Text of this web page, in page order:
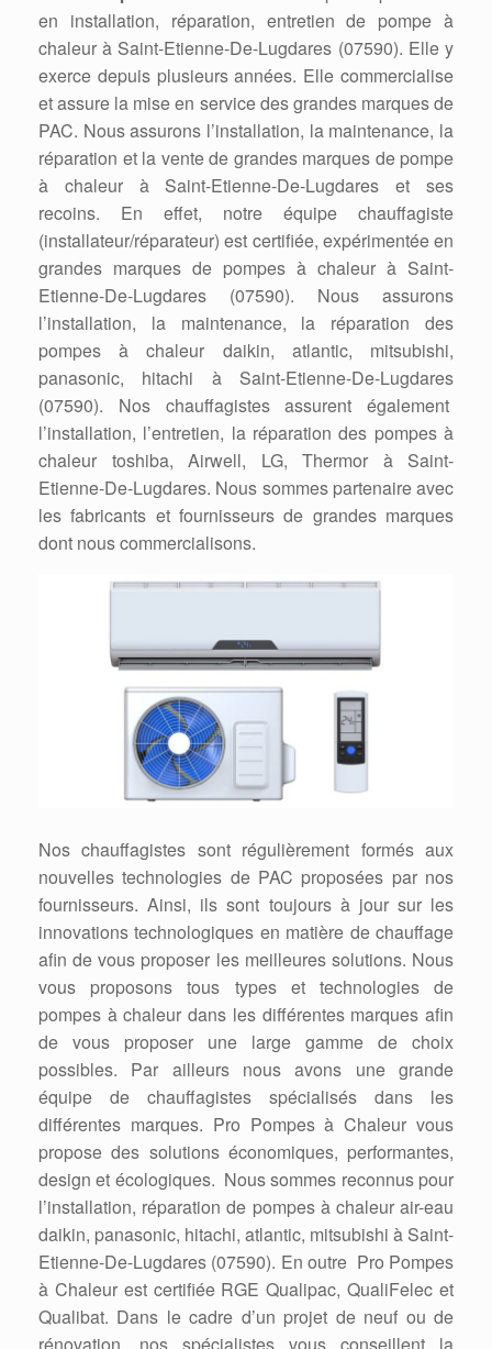
en installation, réparation, entretien de pompe à
chaleur à Saint-Etienne-De-Lugdares (07590). Elle y
exerce depuis plusieurs années. Elle commercialise
et assure la mise en service des grandes marques de
PAC. Nous assurons l’installation, la maintenance, la
réparation et la vente de grandes marques de pompe
à chaleur à Saint-Etienne-De-Lugdares et ses
recoins. En effet, notre équipe chauffagiste
(installateur/réparateur) est certifiée, expérimentée en
grandes marques de pompes à chaleur à Saint-
Etienne-De-Lugdares (07590). Nous assurons
l’installation, la maintenance, la réparation des
pompes à chaleur daikin, atlantic, mitsubishi,
panasonic, hitachi à Saint-Etienne-De-Lugdares
(07590). Nos chauffagistes assurent également
l’installation, l’entretien, la réparation des pompes à
chaleur toshiba, Airwell, LG, Thermor à Saint-
Etienne-De-Lugdares. Nous sommes partenaire avec
les fabricants et fournisseurs de grandes marques
dont nous commercialisons.
Nos chauffagistes sont régulièrement formés aux
nouvelles technologies de PAC proposées par nos
fournisseurs. Ainsi, ils sont toujours à jour sur les
innovations technologiques en matière de chauffage
afin de vous proposer les meilleures solutions. Nous
vous proposons tous types et technologies de
pompes à chaleur dans les différentes marques afin
de vous proposer une large gamme de choix
possibles. Par ailleurs nous avons une grande
équipe de chauffagistes spécialisés dans les
différentes marques. Pro Pompes à Chaleur vous
propose des solutions économiques, performantes,
design et écologiques. Nous sommes reconnus pour
l’installation, réparation de pompes à chaleur air-eau
daikin, panasonic, hitachi, atlantic, mitsubishi à Saint-
Etienne-De-Lugdares (07590). En outre Pro Pompes
à Chaleur est certifiée RGE Qualipac, QualiFelec et
Qualibat. Dans le cadre d’un projet de neuf ou de